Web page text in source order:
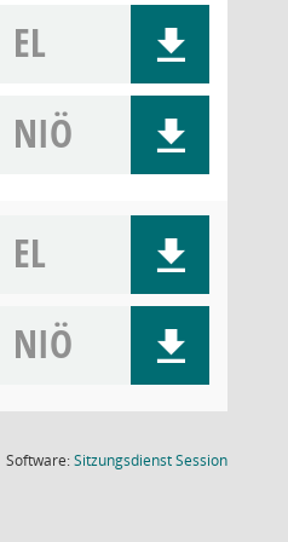
EL
NIÖ
EL
NIÖ
Software:SitzungsdienstSession(Wird in